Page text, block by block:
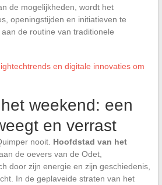
de mogelijkheden, wordt het
openingstijden en initiatieven te
de routine van traditionele
en digitale innovaties om
weekend: een
en verrast
nooit. Hoofdstad van het
de oevers van de Odet,
door zijn energie en zijn geschiedenis,
In de geplaveide straten van het